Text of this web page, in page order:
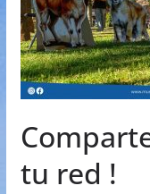
tu red !